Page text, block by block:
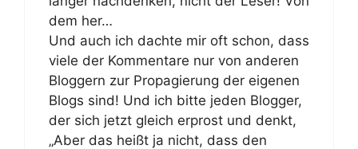
dem her…
Und auch ich dachte mir oft schon, dass
viele der Kommentare nur von anderen
Bloggern zur Propagierung der eigenen
Blogs sind! Und ich bitte jeden Blogger,
der sich jetzt gleich erprost und denkt,
„Aber das heißt ja nicht, dass den